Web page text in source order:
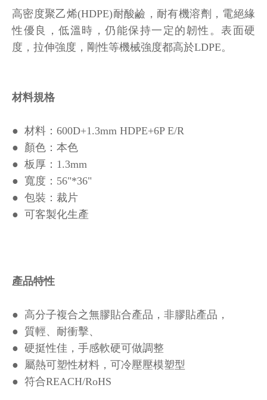
高密度聚乙烯(HDPE)耐酸鹼，耐有機溶劑，電絕緣
性優良，低溫時，仍能保持一定的韌性。表面硬
度，拉伸強度，剛性等機械強度都高於LDPE。
材料規格
● 材料：600D+1.3mm HDPE+6P E/R
● 顏色：本色
● 板厚：1.3mm
● 寬度：56"*36"
● 包裝：裁片
● 可客製化生產
產品特性
● 高分子複合之無膠貼合產品，非膠貼產品，
● 質輕、耐衝擊、
● 硬挺性佳，手感軟硬可做調整
● 屬熱可塑性材料，可冷壓壓模塑型
● 符合REACH/RoHS